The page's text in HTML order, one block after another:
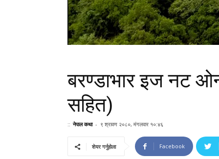
बरण्डाभार इज नट
सहित)
:: नेपाल कथा - ९ श्रावण २०८०, मंगलवार १०:४६
शेयर गर्नुहोला Facebook